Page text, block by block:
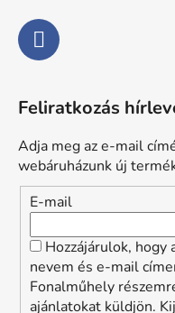
Feliratkozás
Adja meg az e-mail
webáruházunk új
E-mail
Hozzájárulok,
nevem és e-mail
Fonalműhely
ajánlatokat küldjön.